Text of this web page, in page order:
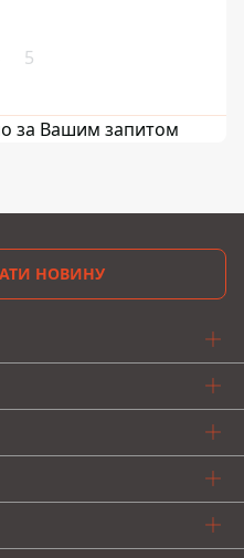
5
за Вашим запитом
НОВИНУ